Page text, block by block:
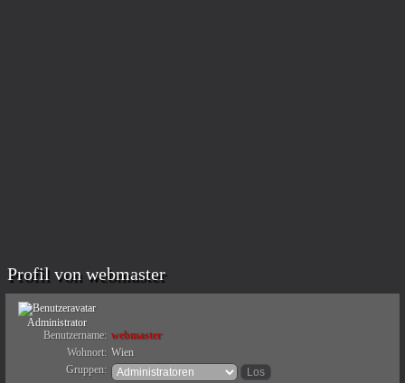
Profil von webmaster
Administrator
Benutzername: webmaster
Wohnort: Wien
Gruppen: